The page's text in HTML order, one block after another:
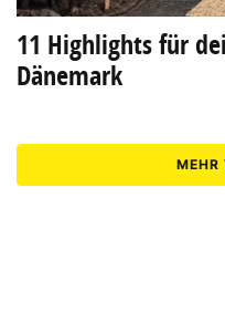
11 Highlights für
Dänemark
MEHR